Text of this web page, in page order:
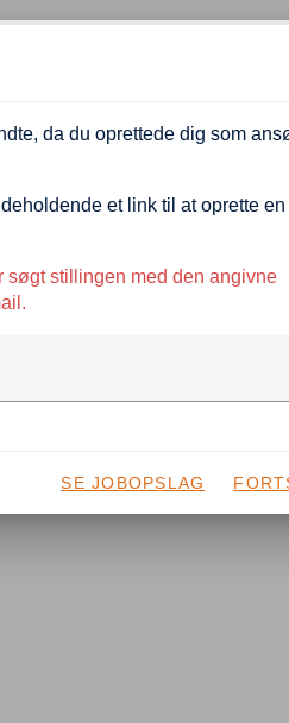
da du oprettede dig som
et link til at oprette en
stillingen med den angivne
SE JOBOPSLAG